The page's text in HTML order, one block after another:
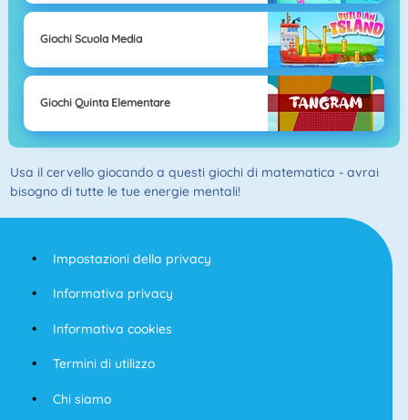
Giochi Scuola Media
Giochi Quinta Elementare
Usa il cervello giocando a questi giochi di matematica - avrai
bisogno di tutte le tue energie mentali!
Impostazioni della privacy
Informativa privacy
Informativa cookies
Termini di utilizzo
Chi siamo